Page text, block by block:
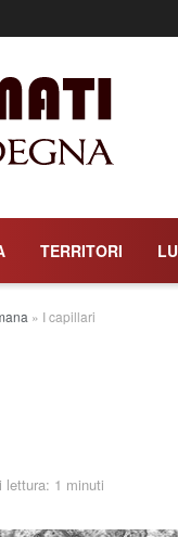
TERRITORI
» I capillari
lettura: 1 minuti